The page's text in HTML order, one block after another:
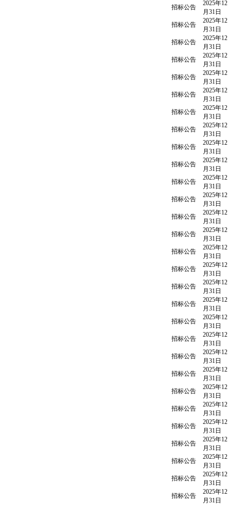
招标公告
2025年12
月31日
招标公告
2025年12
月31日
招标公告
2025年12
月31日
招标公告
2025年12
月31日
招标公告
2025年12
月31日
招标公告
2025年12
月31日
招标公告
2025年12
月31日
招标公告
2025年12
月31日
招标公告
2025年12
月31日
招标公告
2025年12
月31日
招标公告
2025年12
月31日
招标公告
2025年12
月31日
招标公告
2025年12
月31日
招标公告
2025年12
月31日
招标公告
2025年12
月31日
招标公告
2025年12
月31日
招标公告
2025年12
月31日
招标公告
2025年12
月31日
招标公告
2025年12
月31日
招标公告
2025年12
月31日
招标公告
2025年12
月31日
招标公告
2025年12
月31日
招标公告
2025年12
月31日
招标公告
2025年12
月31日
招标公告
2025年12
月31日
招标公告
2025年12
月31日
招标公告
2025年12
月31日
招标公告
2025年12
月31日
招标公告
2025年12
月31日